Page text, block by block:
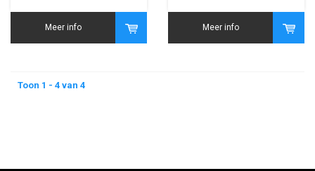
Meer info Meer info
Toon 1 - 4 van 4